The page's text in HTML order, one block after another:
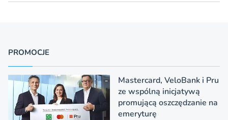
PROMOCJE
Mastercard, VeloBank i Pru
ze wspólną inicjatywą
promującą oszczędzanie na
emeryturę